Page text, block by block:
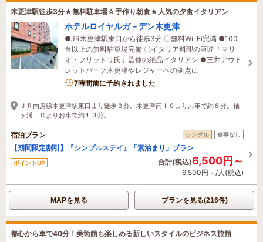
木更津駅徒歩3分★無料駐車場☆手作り朝食★人気の夕食イタリアン
ホテルロイヤルガ－デン木更津
●JR木更津駅東口から徒歩3分 〇無料Wi-Fi完備 ●100
台以上の無料駐車場完備 〇イタリア料理の巨匠「マリ
オ・フリットリ氏」監修の絶品イタリアン ●三井アウト
レットパーク木更津やレジャーへの拠点に
3名がこの宿を見ています
7時間前に予約されました
ＪＲ内房線木更津駅東口より徒歩３分。木更津南ＩＣよりお車で約８分。袖
ヶ浦ＩＣよりお車で約１３分。
宿泊プラン シングル 食事なし
【期間限定割引】『シンプルステイ』「素泊まり」プラン
ポイントUP 合計(税込)6,500円～
6,500円～/人(税込)
MAPを見る プランを見る(216件)
都心から車で40分！美術館も楽しめる新しいスタイルのビジネス旅館